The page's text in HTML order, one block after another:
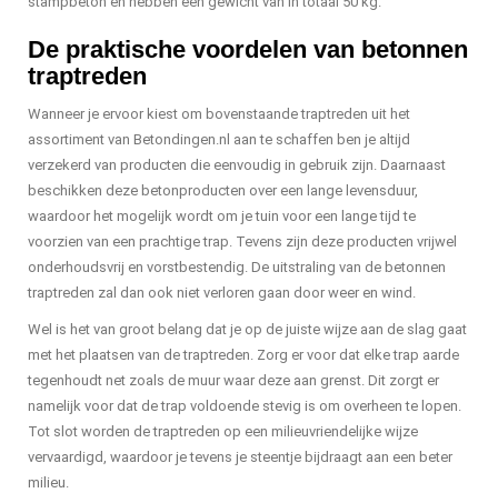
De praktische voordelen van betonnen
traptreden
Wanneer je ervoor kiest om bovenstaande traptreden uit het
assortiment van Betondingen.nl aan te schaffen ben je altijd
verzekerd van producten die eenvoudig in gebruik zijn. Daarnaast
beschikken deze betonproducten over een lange levensduur,
waardoor het mogelijk wordt om je tuin voor een lange tijd te
voorzien van een prachtige trap. Tevens zijn deze producten vrijwel
onderhoudsvrij en vorstbestendig. De uitstraling van de betonnen
traptreden zal dan ook niet verloren gaan door weer en wind.
Wel is het van groot belang dat je op de juiste wijze aan de slag gaat
met het plaatsen van de traptreden. Zorg er voor dat elke trap aarde
tegenhoudt net zoals de muur waar deze aan grenst. Dit zorgt er
namelijk voor dat de trap voldoende stevig is om overheen te lopen.
Tot slot worden de traptreden op een milieuvriendelijke wijze
vervaardigd, waardoor je tevens je steentje bijdraagt aan een beter
milieu.